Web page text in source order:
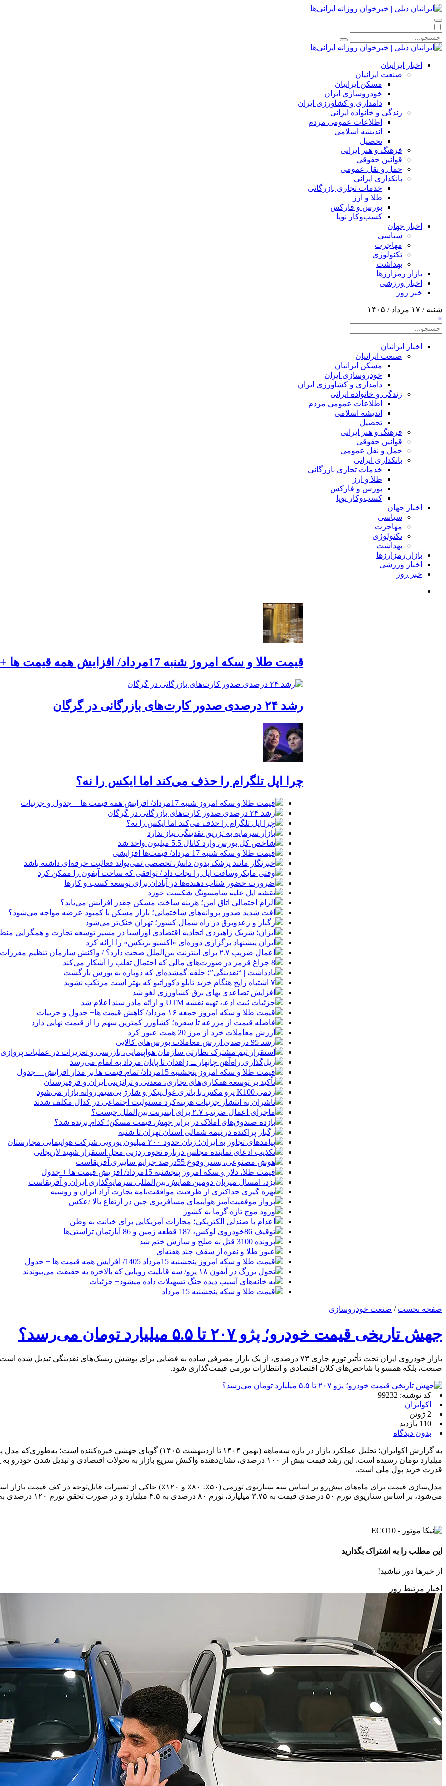
اخبار ایرانیان
صنعت ایرانیان
مسکن ایرانیان
خودروسازی ایران
دامداری و کشاورزی ایران
زندگی و خانواده ایرانی
اطلاعات عمومی مردم
اندیشه اسلامی
تحصیل
فرهنگ و هنر ایرانی
قوانین حقوقی
حمل و نقل عمومی
بانکداری ایرانی
خدمات تجاری بازرگانی
طلا و ارز
بورس و فارکس
کسب‌وکار نوپا
اخبار جهان
سیاسی
مهاجرت
تکنولوژی
بهداشت
بازار رمزارزها
اخبار ورزشی
خبر روز
شنبه / ۱۷ مرداد / ۱۴۰۵
×
اخبار ایرانیان
صنعت ایرانیان
مسکن ایرانیان
خودروسازی ایران
دامداری و کشاورزی ایران
زندگی و خانواده ایرانی
اطلاعات عمومی مردم
اندیشه اسلامی
تحصیل
فرهنگ و هنر ایرانی
قوانین حقوقی
حمل و نقل عمومی
بانکداری ایرانی
خدمات تجاری بازرگانی
طلا و ارز
بورس و فارکس
کسب‌وکار نوپا
اخبار جهان
سیاسی
مهاجرت
تکنولوژی
بهداشت
بازار رمزارزها
اخبار ورزشی
خبر روز
قیمت طلا و سکه امروز شنبه 17مرداد/ افزایش همه قیمت ها + جدول و جزئیات
رشد ۲۴ درصدی صدور کارت‌های بازرگانی در گرگان
چرا اپل تلگرام را حذف می‌کند اما ایکس را نه؟
قیمت طلا و سکه امروز شنبه 17مرداد/ افزایش همه قیمت ها + جدول و جزئیات
رشد ۲۴ درصدی صدور کارت‌های بازرگانی در گرگان
چرا اپل تلگرام را حذف می‌کند اما ایکس را نه؟
بازار سرمایه به تزریق نقدینگی نیاز ندارد
شاخص کل بورس وارد کانال 5.5 میلیون واحد شد
قیمت طلا و سکه شنبه 17 مرداد/ قیمت‌ها افزایشی
خبرنگار مانند پزشک بدون دانش تخصصی نمی‌تواند فعالیت حرفه‌ای داشته باشد
وقتی مایکروسافت اپل را نجات داد / توافقی که ساخت آیفون را ممکن کرد
ضرورت حضور شتاب ‌دهنده‌ها در آبادان برای توسعه کسب‌ و کارها
نقشه اپل علیه سامسونگ شکست خورد
الزام احتمالی اتاق امن؛ هزینه ساخت مسکن چقدر افزایش می‌یابد؟
افت شدید صدور پروانه‌های ساختمانی؛ بازار مسکن با کمبود عرضه مواجه می‌شود؟
رگبار و رعدوبرق در راه شمال کشور؛ تهران خنک‌تر می‌شود
ایران؛ شریک راهبردی اتحادیه اقتصادی اوراسیا در مسیر توسعه تجارت و همگرایی
ایران پیشنهاد برگزاری دوره‌ای «اکسپو بریکس» را ارائه کرد
اعمال ضریب ۲.۷ برای اینترنت بین‌الملل صحت دارد؟ / واکنش سازمان تنظیم مقررات
8 چراغ قرمز در صورت‌های مالی که احتمال تقلب را آشکار می‌کند
یادداشت | “نقدینگی”؛ حلقه گمشده‌ای که دوباره به بورس بازگشت
۷ اشتباه رایج هنگام خرید تابلو دکوراتیو که بهتر است مرتکب نشوید
افزایش تصاعدی بهای برق کشاورزی لغو شد
جزئیات ثبت ادعا، تهیه نقشه UTM و ارائه مادر سند اعلام شد
قیمت طلا و سکه امروز جمعه ۱۶ مرداد/ کاهش قیمت ها+ جدول و جزییات
فاصله قیمت از مزرعه تا سفره؛ کشاورز کمترین سهم را از قیمت نهایی دارد
ارزش معاملات خرد از مرز 20 همت عبور کرد
رشد 95 درصدی ارزش معاملات بورس‌های کالایی
استقرار تیم مشترک نظارتی سازمان هواپیمایی، بازرسی و تعزیرات در عملیات پروازی
ریل‌گذاری راه‌آهن چابهار ــ زاهدان تا پایان مرداد به اتمام می‌رسد
قیمت طلا و سکه امروز پنجشنبه 15مرداد/ تمام قیمت ها بر مدار افزایش + جدول
تأکید بر توسعه همکاری‌های تجاری، معدنی و ترانزیتی ایران و قرقیزستان
ردمی K100 پرو مکس با باتری غول‌پیکر و شارژ بی‌سیم روانه بازار می‌شود
ناشران به انتشار جزئیات هزینه‌کرد مسئولیت اجتماعی در کدال مکلف شدند
ماجرای اعمال ضریب ۲.۷ برای اینترنت بین‌الملل چیست؟
بازده صندوق‌های املاک در برابر جهش قیمت مسکن؛ کدام برنده شد؟
رگبار پراکنده در نیمه شمالی استان تهران تا شنبه
پیامدهای تجاوز به ایران؛ زیان حدود ۲۰۰ میلیون یورویی شرکت هواپیمایی مجارستان
تکذیب ادعای نماینده مجلس درباره نحوه ردزنی محل استقرار شهید لاریجانی
هوش مصنوعی، بستر وقوع 55درصد جرایم سایبری آفریقاست
قیمت طلا، دلار و سکه امروز پنجشنبه 15مرداد/ افزایش قیمت ها + جدول
یزد، امسال میزبان دومین همایش بین‌المللی سرمایه‌گذاری ایران و آفریقاست
بهره گیری حداکثری از ظرفیت موافقت‌نامه تجارت آزاد ایران و روسیه
پرواز موفقیت‌آمیز هواپیمای مسافربری چین در ارتفاع بالا /عکس
ورود موج تازه گرما به کشور
اعدام با صندلی الکتریکی؛ مجازات آمریکایی برای خیانت به وطن
توقیف 86خودروی لوکس، 187 قطعه زمین و 86 آپارتمان تراستی‌ها
پرونده 3100 قتل به صلح و سازش ختم شد
عبور طلا و نقره از سقف چند هفته‌ای
قیمت طلا و سکه امروز پنجشنبه 15مرداد 1405/ افزایش همه قیمت ها + جدول
تحول بزرگ در آیفون ۱۸ پرو/ سه قابلیت رویایی که بالاخره به حقیقت می‌پیوندند
به خانه‌های آسیب دیده جنگ تسهیلات داده میشود+ جزئیات
قیمت طلا و سکه پنجشنبه 15 مرداد
صفحه نخست / صنعت خودروسازی
جهش تاریخی قیمت خودرو؛ پژو ۲۰۷ تا ۵.۵ میلیارد تومان می‌رسد؟
بازار خودروی ایران تحت تأثیر تورم جاری ۷۳ درصدی، از یک بازار مصرفی ساده به فضایی برای پوشش ریسک‌های
صنعت، بلکه همسو با شاخص‌های کلان اقتصادی و انتظارات تورمی قیمت‌گذاری شود.
کد نوشته: 99232
اکوایران
2 ژوئن
110 بازدید
بدون دیدگاه
میلیارد تومان رسیده است. این رشد قیمت بیش از ۱۰۰ درصدی، نشان‌دهنده واکنش سریع بازار به تحولات
قدرت خرید پول ملی است.
می‌شود، بر اساس سناریوی تورم ۵۰ درصدی قیمت به ۳.۷۵ میلیارد، تورم ۸۰ درصدی به ۴.۵ میلیارد و در صورت تحقق تورم ۱۲۰ درصدی به ۵.۵ میلیارد تومان خواهد رسید.
این مطلب را به اشتراک بگذارید
از خبرها دور نباشید!
اخبار مرتبط روز